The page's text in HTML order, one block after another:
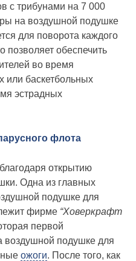
с трибунами на 7 000
на воздушной подушке
для поворота каждого
позволяет обеспечить
во время
или баскетбольных
эстрадных
флота
открытию
Одна из главных
подушке для
фирме “Ховеркрафт
первой
воздушной подушке для
ожоги. После того, как